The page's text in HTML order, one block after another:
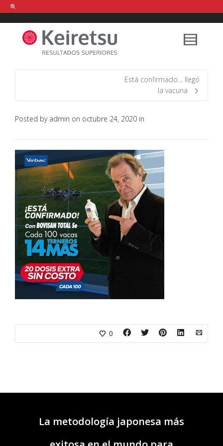
Help me Dante! I'm looking for new
shirts in a size medium
that cost
between £ . Show me all the
items, from the brandour legacy.
Está confirmado… llegó
la vacuna
Posted by admin on octubre 24, 2020 in
0
La metodología japonesa más